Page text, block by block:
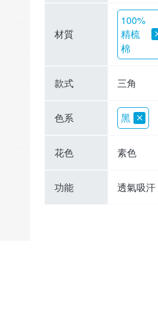
材質
100%
精梳
棉
款式 三角
色系 黑
花色 素色
功能 透氣吸汗